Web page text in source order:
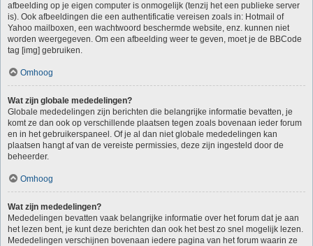
afbeelding op je eigen computer is onmogelijk (tenzij het een publieke server
is). Ook afbeeldingen die een authentificatie vereisen zoals in: Hotmail of
Yahoo mailboxen, een wachtwoord beschermde website, enz. kunnen niet
worden weergegeven. Om een afbeelding weer te geven, moet je de BBCode
tag [img] gebruiken.
Omhoog
Wat zijn globale mededelingen?
Globale mededelingen zijn berichten die belangrijke informatie bevatten, je
komt ze dan ook op verschillende plaatsen tegen zoals bovenaan ieder forum
en in het gebruikerspaneel. Of je al dan niet globale mededelingen kan
plaatsen hangt af van de vereiste permissies, deze zijn ingesteld door de
beheerder.
Omhoog
Wat zijn mededelingen?
Mededelingen bevatten vaak belangrijke informatie over het forum dat je aan
het lezen bent, je kunt deze berichten dan ook het best zo snel mogelijk lezen.
Mededelingen verschijnen bovenaan iedere pagina van het forum waarin ze